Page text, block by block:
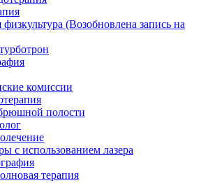
физкультура (Возобновлена запись на
комиссии
полости
с использованием лазера
терапия